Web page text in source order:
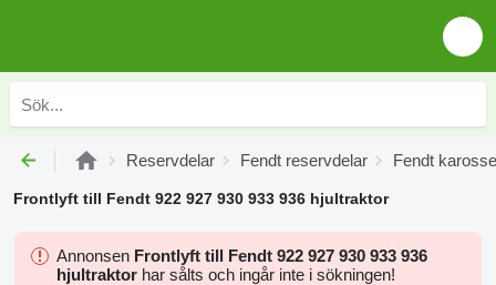
Reservdelar Fendt reservdelar Fendt
Frontlyft till Fendt 922 927 930 933 936 hjultraktor
Annonsen Frontlyft till Fendt 922 927 930 933 936
hjultraktor har sålts och ingår inte i sökningen!